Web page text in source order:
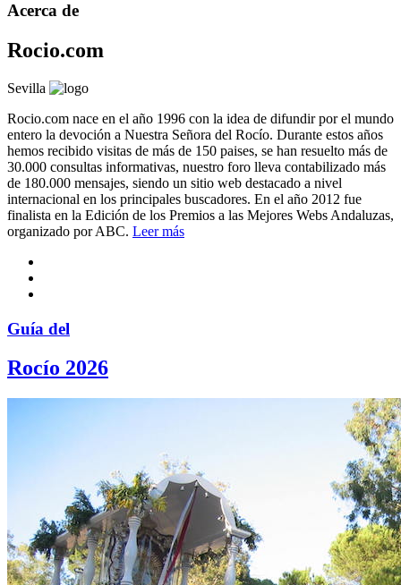
Acerca de
Rocio.com
Sevilla
Rocio.com nace en el año 1996 con la idea de difundir por el mundo
entero la devoción a Nuestra Señora del Rocío. Durante estos años
hemos recibido visitas de más de 150 paises, se han resuelto más de
30.000 consultas informativas, nuestro foro lleva contabilizado más
de 180.000 mensajes, siendo un sitio web destacado a nivel
internacional en los principales buscadores. En el año 2012 fue
finalista en la Edición de los Premios a las Mejores Webs Andaluzas,
organizado por ABC. Leer más
Guía del
Rocío 2026